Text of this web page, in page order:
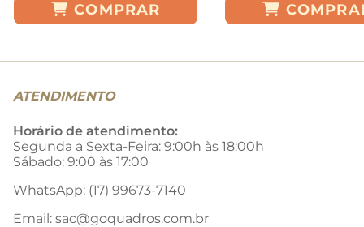
COMPRAR
ATENDIMENTO
Horário de atendimento:
Segunda a Sexta-Feira: 9:00h às 18:00h
Sábado: 9:00 às 17:00
WhatsApp: (17) 99673-7140
Email: sac@goquadros.com.br